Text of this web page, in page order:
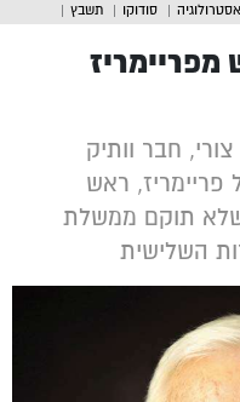
אסטרולוגיה סודוקו תשבץ
מפריימריז
חבר וותיק
פריימריז, ראש
תוקם ממשלת
השלישית